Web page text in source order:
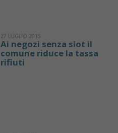
27 LUGLIO 2015
Ai negozi senza slot il
comune riduce la tassa
rifiuti